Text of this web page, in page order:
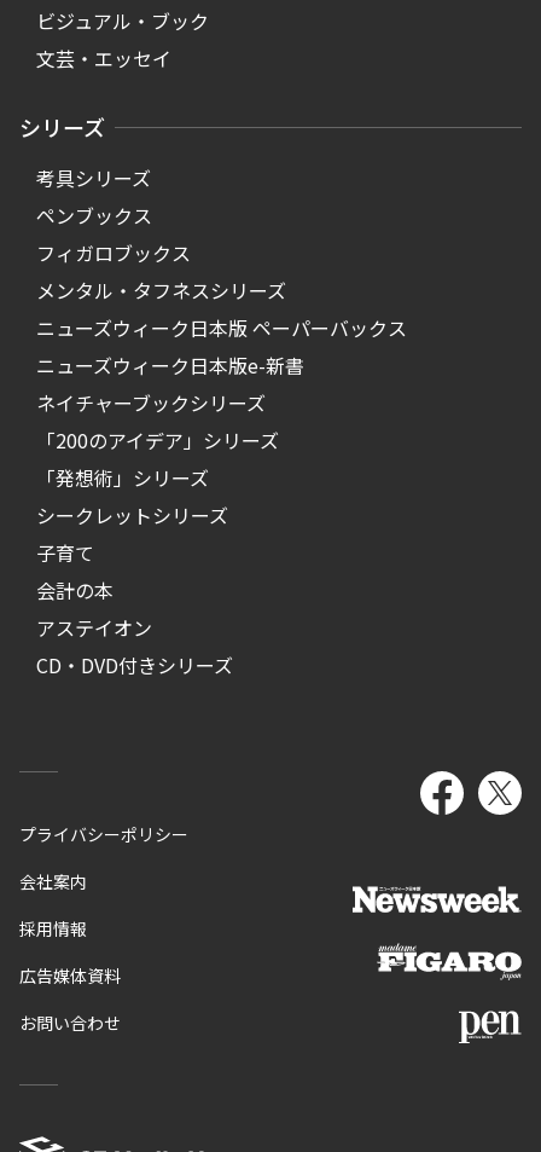
ビジュアル・ブック
文芸・エッセイ
シリーズ
考具シリーズ
ペンブックス
フィガロブックス
メンタル・タフネスシリーズ
ニューズウィーク日本版 ペーパーバックス
ニューズウィーク日本版e-新書
ネイチャーブックシリーズ
「200のアイデア」シリーズ
「発想術」シリーズ
シークレットシリーズ
子育て
会計の本
アステイオン
CD・DVD付きシリーズ
プライバシーポリシー
会社案内
採用情報
広告媒体資料
お問い合わせ